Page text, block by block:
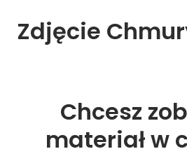
Zdjęcie
Chcesz
materiał w